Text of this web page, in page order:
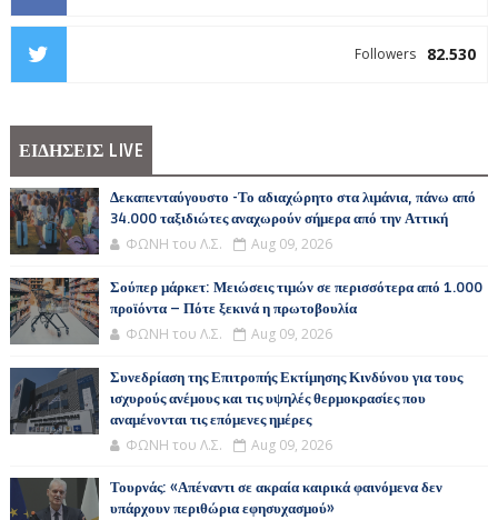
82.530
Followers
ΕΙΔΗΣΕΙΣ LIVE
Δεκαπενταύγουστο -Το αδιαχώρητο στα λιμάνια, πάνω από
34.000 ταξιδιώτες αναχωρούν σήμερα από την Αττική
ΦΩΝΗ του Λ.Σ. Aug 09, 2026
Σούπερ μάρκετ: Μειώσεις τιμών σε περισσότερα από 1.000
προϊόντα – Πότε ξεκινά η πρωτοβουλία
ΦΩΝΗ του Λ.Σ. Aug 09, 2026
Συνεδρίαση της Επιτροπής Εκτίμησης Κινδύνου για τους
ισχυρούς ανέμους και τις υψηλές θερμοκρασίες που
αναμένονται τις επόμενες ημέρες
ΦΩΝΗ του Λ.Σ. Aug 09, 2026
Τουρνάς: «Απέναντι σε ακραία καιρικά φαινόμενα δεν
υπάρχουν περιθώρια εφησυχασμού»